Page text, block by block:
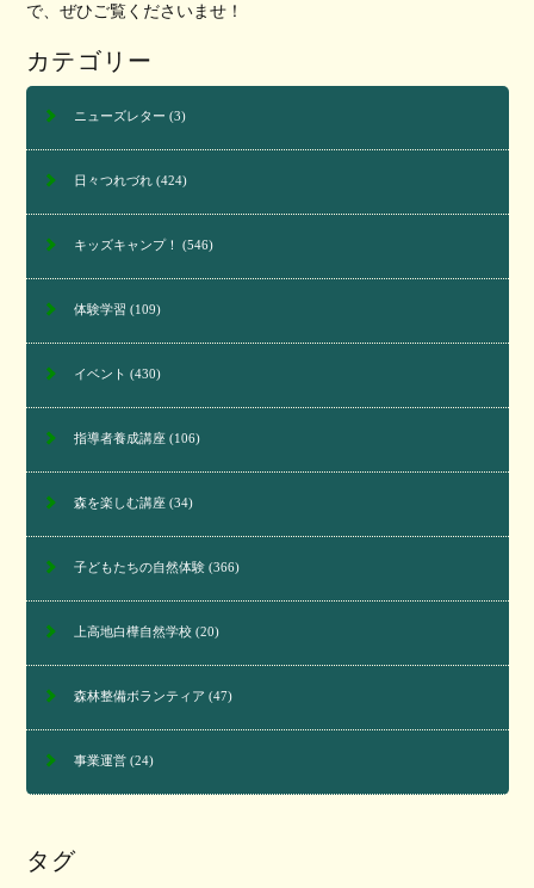
で、ぜひご覧くださいませ！
カテゴリー
ニューズレター (3)
日々つれづれ(424)
キッズキャンプ！ (546)
体験学習 (109)
イベント (430)
指導者養成講座(106)
森を楽しむ講座(34)
子どもたちの自然体験(366)
上高地白樺自然学校(20)
森林整備ボランティア (47)
事業運営(24)
タグ